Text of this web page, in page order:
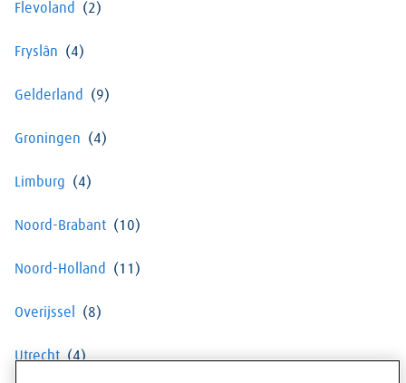
Flevoland
Fryslân
Gelderland
Groningen
Limburg
Noord-Brabant
Noord-Holland
Overijssel
Utrecht